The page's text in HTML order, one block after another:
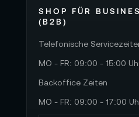
SHOP FÜR
(B2B)
Telefonische
MO - FR: 09:00 - 15:00
Backoffice Zeiten
MO - FR: 09:00 - 17:00